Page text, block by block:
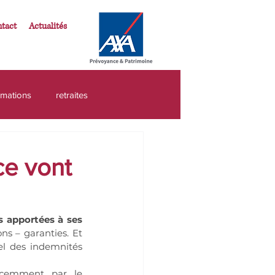
Actualités
retraites
vont
apportées à ses
– garanties. Et
des indemnités